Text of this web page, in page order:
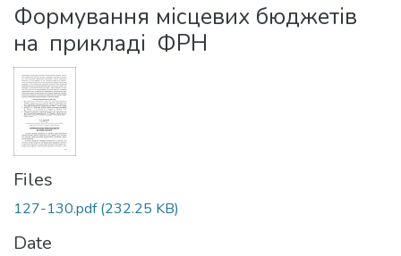
Statistics
Формування місцевих бюджетів
на прикладі ФРН
Files
127-130.pdf(232.25 KB)
Date